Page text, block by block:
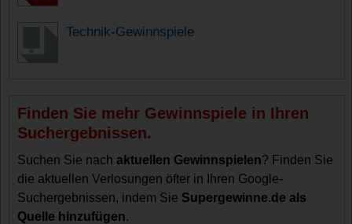
Technik-Gewinnspiele
Finden Sie mehr Gewinnspiele in Ihren
Suchergebnissen.
Suchen Sie nachaktuellen Gewinnspielen? Finden Sie
die aktuellen Verlosungen öfter in Ihren Google-
Suchergebnissen, indem Sie Supergewinne.de als
Quelle hinzufügen.